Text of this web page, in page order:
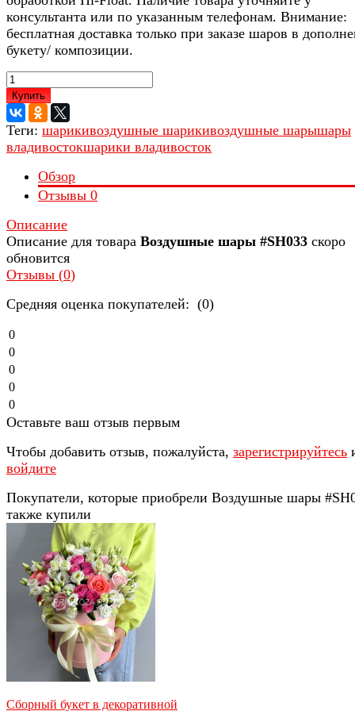
консультанта или по указанным телефонам. Внимание:
бесплатная доставка только при заказе шаров в
букету/ композиции.
Купить
Теги: шарикивоздушные шарикивоздушные шарышары
владивостокшарики владивосток
Обзор
Отзывы 0
Описание
Описание для товара Воздушные шары #SH033 скоро
обновится
Отзывы (0)
Средняя оценка покупателей: (0)
0
0
0
0
0
Оставьте ваш отзыв первым
Чтобы добавить отзыв, пожалуйста, зарегистрируйтесь
войдите
Покупатели, которые приобрели Воздушные шары
также купили
Сборный букет в декоративной